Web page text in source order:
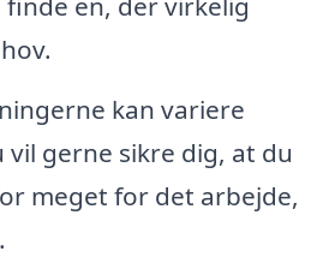
kan variere
vil gerne sikre dig, at du
meget for det arbejde,